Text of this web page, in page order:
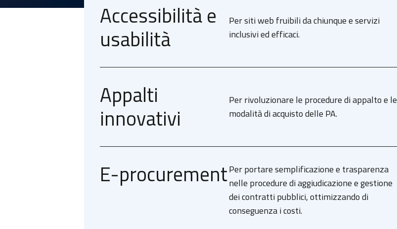
Accessibilità e
usabilità
Per siti web fruibili da chiunque e servizi
inclusivi ed efficaci.
Appalti
innovativi​
Per rivoluzionare le procedure di appalto e le
modalità di acquisto delle PA.
E-procurementPer portare semplificazione e trasparenza
nelle procedure di aggiudicazione e gestione
dei contratti pubblici, ottimizzando di
conseguenza i costi.